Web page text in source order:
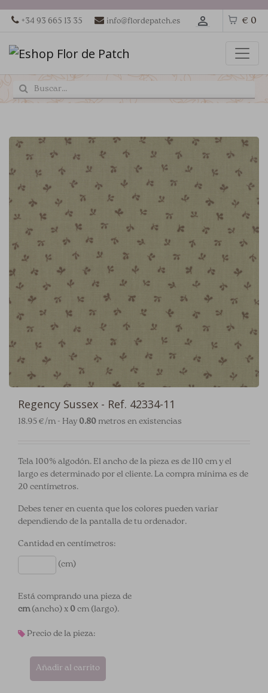
+34 93 665 13 35 info@flordepatch.es € 0
Regency Sussex - Ref. 42334-11
18.95 €/m - Hay 0.80 metros en existencias
Tela 100% algodón. El ancho de la pieza es de 110 cm y el
largo es determinado por el cliente. La compra mínima es de
20 centímetros.
Debes tener en cuenta que los colores pueden variar
dependiendo de la pantalla de tu ordenador.
Cantidad en centímetros:
(cm)
Está comprando una pieza de
cm(ancho) x 0cm (largo).
Precio de la pieza:
Añadir al carrito